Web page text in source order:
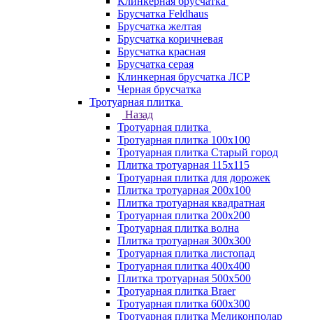
Брусчатка Feldhaus
Брусчатка желтая
Брусчатка коричневая
Брусчатка красная
Брусчатка серая
Клинкерная брусчатка ЛСР
Черная брусчатка
Тротуарная плитка
Назад
Тротуарная плитка
Тротуарная плитка 100x100
Тротуарная плитка Старый город
Плитка тротуарная 115x115
Тротуарная плитка для дорожек
Плитка тротуарная 200х100
Плитка тротуарная квадратная
Тротуарная плитка 200х200
Тротуарная плитка волна
Плитка тротуарная 300х300
Тротуарная плитка листопад
Тротуарная плитка 400х400
Плитка тротуарная 500x500
Тротуарная плитка Braer
Тротуарная плитка 600х300
Тротуарная плитка Меликонполар